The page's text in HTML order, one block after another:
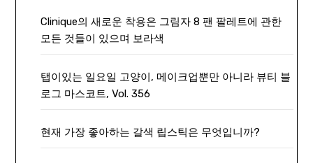
Clinique의 새로운 착용은 그림자 8 팬 팔레트에 관한
모든 것들이 있으며 보라색
탭이있는 일요일 고양이, 메이크업뿐만 아니라 뷰티 블
로그 마스코트, Vol. 356
현재 가장 좋아하는 갈색 립스틱은 무엇입니까?